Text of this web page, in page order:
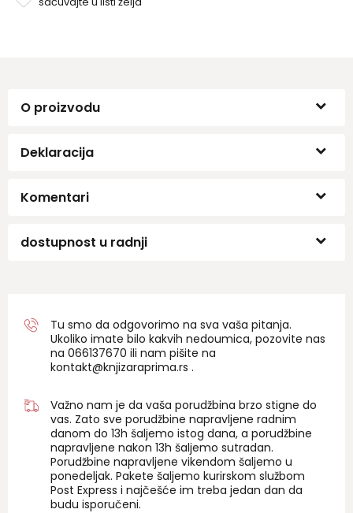
O proizvodu
Deklaracija
Komentari
dostupnost u radnji
Tu smo da odgovorimo na sva vaša pitanja.
Ukoliko imate bilo kakvih nedoumica, pozovite nas
na 066137670 ili nam pišite na
kontakt@knjizaraprima.rs .
Važno nam je da vaša porudžbina brzo stigne do
vas. Zato sve porudžbine napravljene radnim
danom do 13h šaljemo istog dana, a porudžbine
napravljene nakon 13h šaljemo sutradan.
Porudžbine napravljene vikendom šaljemo u
ponedeljak. Pakete šaljemo kurirskom službom
Post Express i najčešće im treba jedan dan da
budu isporučeni.